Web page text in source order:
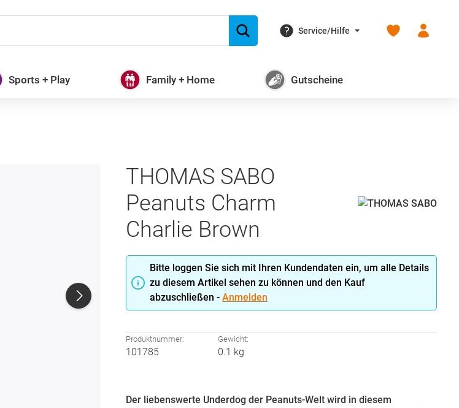
Service/Hilfe
Du hast 0
Sports + Play Family + Home Gutscheine
THOMAS SABO
Peanuts Charm
Charlie Brown
Bitte loggen Sie sich mit Ihren Kundendaten ein, um alle Details
zu diesem Artikel sehen zu können und den Kauf
abzuschließen -Anmelden
Produktnummer:
101785
Gewicht:
0.1 kg
Der liebenswerte Underdog der Peanuts-Welt wird in diesem